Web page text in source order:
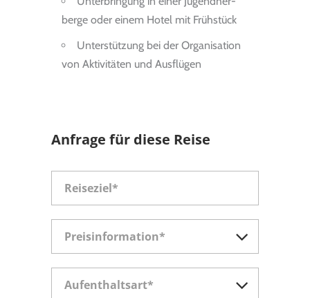
berge oder einem Hotel mit Früh­stück
Unter­stüt­zung bei der Orga­ni­sa­tion
von Akti­vi­tä­ten und Aus­flü­gen
Anfrage für diese Reise